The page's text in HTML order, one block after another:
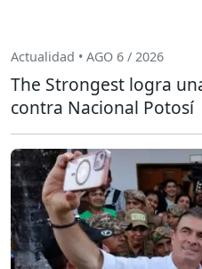
Actualidad • AGO 6 / 2026
The Strongest logra
contra Nacional Potosí